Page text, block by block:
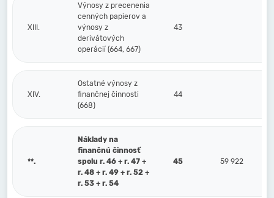
XIII.
Výnosy z precenenia
cenných papierov a
výnosy z
derivátových
operácií (664, 667)
43
XIV.
Ostatné výnosy z
finančnej činnosti
(668)
44
**.
Náklady na
finančnú činnosť
spolu r. 46 + r. 47 +
r. 48 + r. 49 + r. 52 +
r. 53 + r. 54
45 59 922